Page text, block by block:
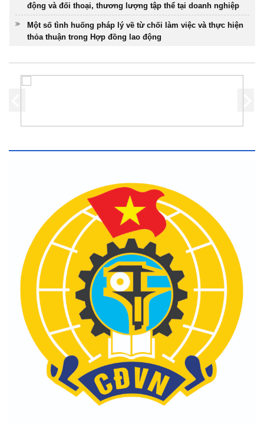
động và đối thoại, thương lượng tập thể tại doanh nghiệp
Một số tình huống pháp lý về từ chối làm việc và thực hiện
thỏa thuận trong Hợp đồng lao động